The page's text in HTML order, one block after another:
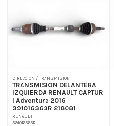
DIRECCION / TRANSMISION
TRANSMISION DELANTERA
IZQUIERDA RENAULT CAPTUR
I Adventure 2016
391016363R 218081
RENAULT
391016363R